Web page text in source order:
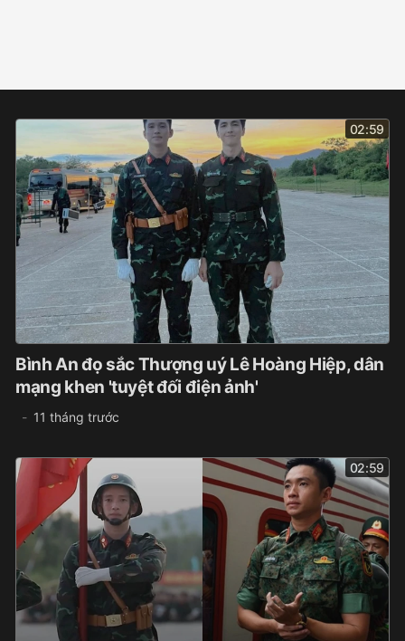
02:59
Bình An đọ sắc Thượng uý Lê Hoàng Hiệp, dân
mạng khen 'tuyệt đối điện ảnh'
11 tháng trước
02:59